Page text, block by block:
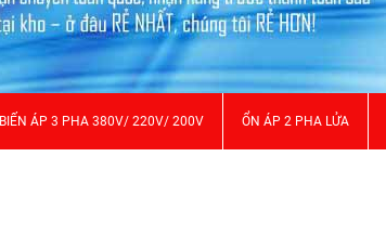
BIẾN ÁP 3 PHA 380V/ 220V/ 200V ỔN ÁP 2 PHA LỬA